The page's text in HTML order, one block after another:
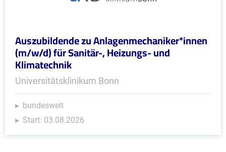
Auszubildende zu Anlagenmechaniker*innen
(m/w/d) für Sanitär-, Heizungs- und
Klimatechnik
Universitätsklinikum Bonn
bundesweit
Start: 03.08.2026